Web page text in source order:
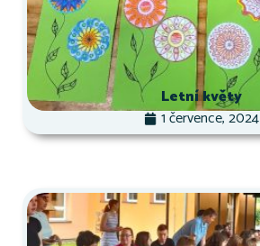
Letní květy
1 července, 2024